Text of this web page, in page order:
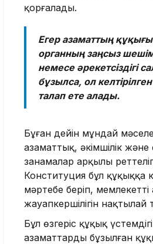
қорғалады.
Егер азаматтың
органның заңсыз
немесе әрекетсіздігі
бұзылса, ол
талап ете алады.
Бұған дейін мұндай
азаматтық, әкімшілік
заңнамалар арқылы
Конституция бұл құқыққа
мәртебе беріп,
жауапкершілігін нақтылай
Бұл өзгеріс құқық
азаматтардың бұзылған